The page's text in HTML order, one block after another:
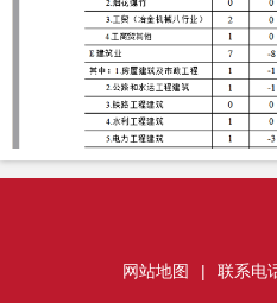
网站地图 | 联系电